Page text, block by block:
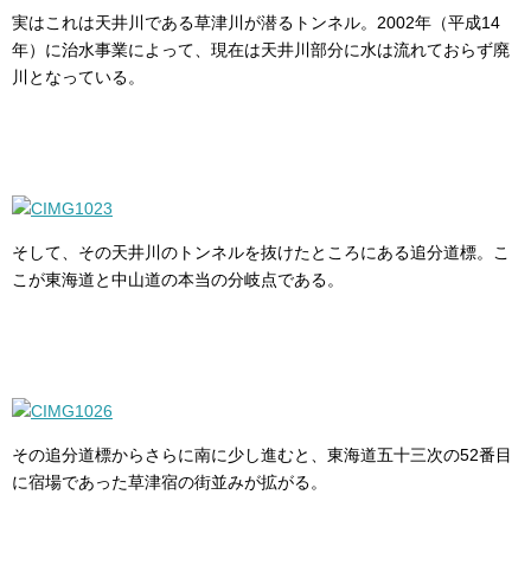
実はこれは天井川である草津川が潜るトンネル。2002年（平成14
年）に治水事業によって、現在は天井川部分に水は流れておらず廃
川となっている。
そして、その天井川のトンネルを抜けたところにある追分道標。こ
こが東海道と中山道の本当の分岐点である。
その追分道標からさらに南に少し進むと、東海道五十三次の52番目
に宿場であった草津宿の街並みが拡がる。